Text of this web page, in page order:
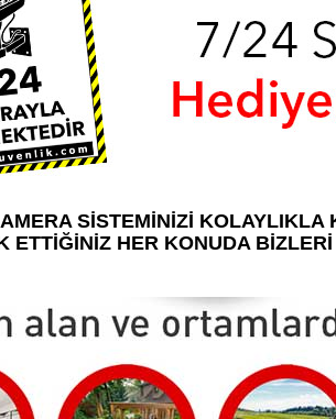
SİSTEMİNİZİ KOLAYLIKLA
ETTİĞİNİZ HER KONUDA